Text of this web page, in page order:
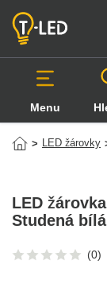
Menu
Hledat v
> LED žárovky
LED
Studená bílá
(0)